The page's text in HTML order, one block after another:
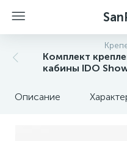
Комплект
кабины IDO
Описание